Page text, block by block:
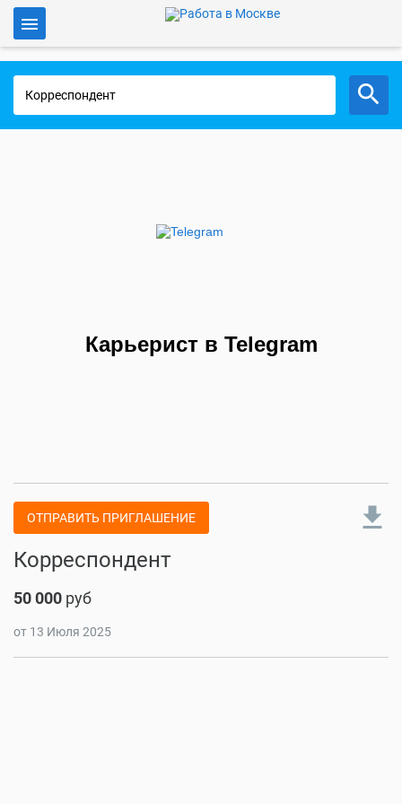
Работа в Москве
Карьерист в Telegram
ОТПРАВИТЬ ПРИГЛАШЕНИЕ file_download
Корреспондент
50 000 руб
от 13 Июля 2025